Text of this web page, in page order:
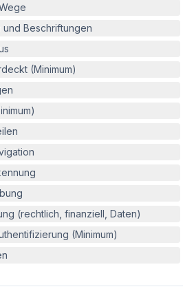
Beschriftungen
(Minimum)
(rechtlich, finanziell, Daten)
(Minimum)